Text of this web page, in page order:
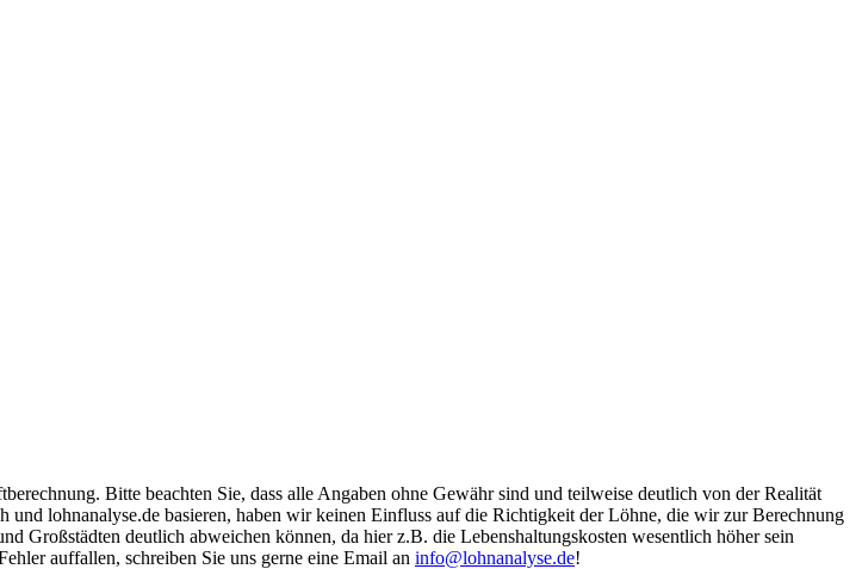
Bitte beachten Sie, dass alle Angaben ohne Gewähr sind und teilweise deutlich von der Realität
lohnanalyse.de basieren, haben wir keinen Einfluss auf die Richtigkeit der Löhne, die wir zur Berechnung
Großstädten deutlich abweichen können, da hier z.B. die Lebenshaltungskosten wesentlich höher sein
auffallen, schreiben Sie uns gerne eine Email an info@lohnanalyse.de!